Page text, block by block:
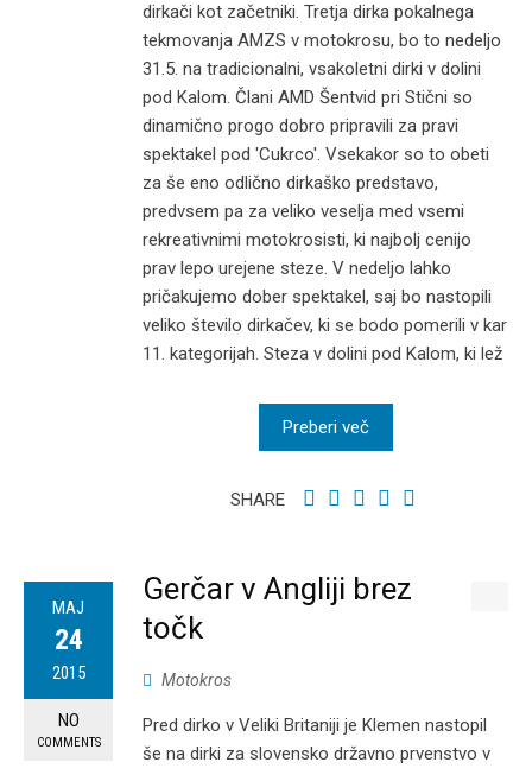
dirkači kot začetniki. Tretja dirka pokalnega
tekmovanja AMZS v motokrosu, bo to nedeljo
31.5. na tradicionalni, vsakoletni dirki v dolini
pod Kalom. Člani AMD Šentvid pri Stični so
dinamično progo dobro pripravili za pravi
spektakel pod 'Cukrco'. Vsekakor so to obeti
za še eno odlično dirkaško predstavo,
predvsem pa za veliko veselja med vsemi
rekreativnimi motokrosisti, ki najbolj cenijo
prav lepo urejene steze. V nedeljo lahko
pričakujemo dober spektakel, saj bo nastopili
veliko število dirkačev, ki se bodo pomerili v kar
11. kategorijah. Steza v dolini pod Kalom, ki lež
Preberi več
SHARE
MAJ
24
2015
NO
COMMENTS
Gerčar v Angliji brez
točk
Motokros
Pred dirko v Veliki Britaniji je Klemen nastopil
še na dirki za slovensko državno prvenstvo v